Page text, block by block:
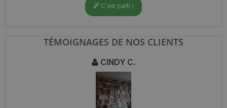
C'est parti !
TÉMOIGNAGES DE NOS CLIENTS
CINDY C.